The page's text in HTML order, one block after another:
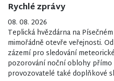
Rychlé zprávy
08. 08. 2026
Teplická hvězdárna na
mimořádně otevře veřejnosti.
zázemí pro sledování
pozorování noční oblohy
provozovatelé také doplňkové